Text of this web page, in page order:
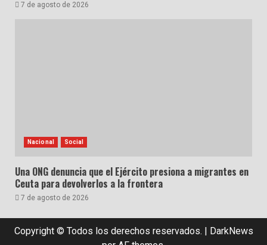
7 de agosto de 2026
Nacional Social
Una ONG denuncia que el Ejército presiona a migrantes en
Ceuta para devolverlos a la frontera
7 de agosto de 2026
Copyright © Todos los derechos reservados. | DarkNews